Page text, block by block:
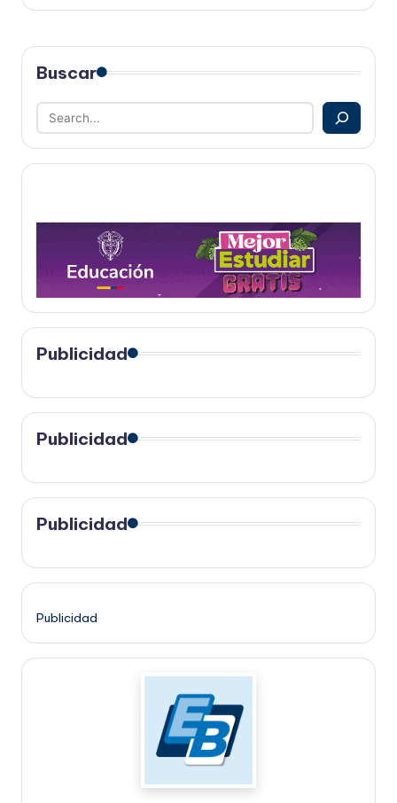
Buscar
Publicidad
Publicidad
Publicidad
Publicidad